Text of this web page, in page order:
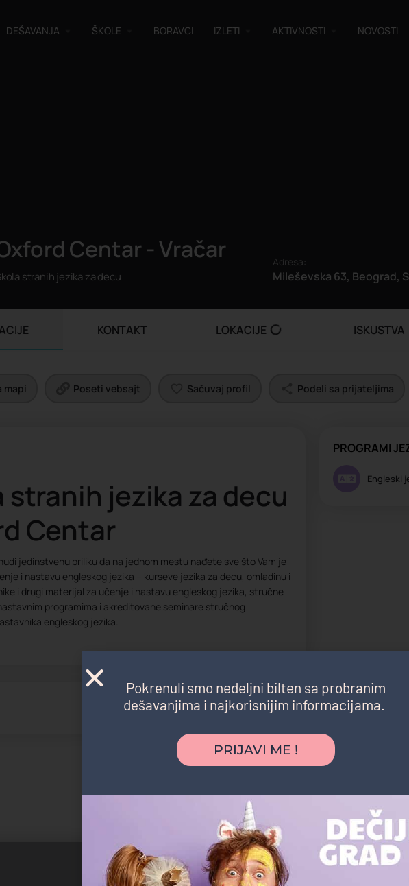
DEŠAVANJA ŠKOLE BORAVCI IZLETI AKTIVNOSTI NOVOSTI
Centar - Vračar
stranih jezika za decu
Adresa:
Mileševska 63, Beograd,
KONTAKT LOKACIJE ISKUSTVA
mapi Poseti vebsajt Sačuvaj profil Podeli sa prijateljima
stranih jezika za decu
Centar
jedinstvenu priliku da na jednom mestu nađete sve što Vam je
i nastavu engleskog jezika – kurseve jezika za decu, omladinu i
i drugi materijal za učenje i nastavu engleskog jezika, stručne
programima i akreditovane seminare stručnog
engleskog jezika.
PROGRAMI
Engleski
Možda vas zanima i sledeće:
Na zakazivanje
Pokrenuli smo nedeljni bilten sa probranim
dešavanjima i najkorisnijim informacijama.
PRIJAVI ME !